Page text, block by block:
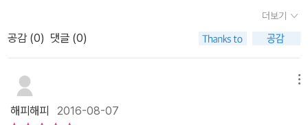
하고 응용할 수 있는지,혼자공부의 스스로 평가인거죠.단원평가에서
는 톤다운 시켜 준 디자인이기도하여차분한 마음으로 단원을 마무리
한다 싶어요.연필잡고 혼자공부의 힘을 길러보게 되는초등수학문제
집, 고학년에도 든든한데요.게다가, <기적의 초등수학>의 장점은【혼
항 연필잡고 스스로 정리해보는혼자쓰기의 힘까지 마무리하며,초등
가 가능하다고 해요.저도 작은녀석 수학개념 정리해보려고 1, 2학년
꺼 다운로드 받았네요~^^6학년 2학기, 마지막 단원까지 기적의 초등
로 학년이 올라가면 공부를 할 수 있어 크게 잔소리가 없을 것이다 구
성과 학습설계 ,,,혼자공부의 힘 2 ,,,구멍제로 개념설계 혼자공부의
힘의 두번째 ,,,머릿속에 수학개념 그물망을 촘촘히 엮는것이때 개념
을 소홀히 하여 작은 개념 구멍이 생기면 나중에 큰 수학 구멍이 되어
수학을 포기하게 된다문제해결력은 빈틈없는 개념에서 시작하자교과
서 개념 3개 학습으로 빈틈없이 이해한다 교과서개념 ㅡ> 교과서개
더보기
공감 (0) 댓글 (0)
해피해피 2016-08-07